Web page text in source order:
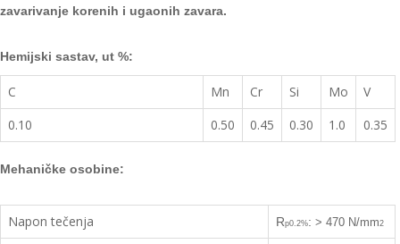
zavarivanje korenih i ugaonih zavara.
Hemijski sastav, ut %:
C Mn Cr Si Mo
V
0.10
0.50 0.45 0.30 1.0 0.35
Mehaničke osobine:
Napon tečenja Rp0.2%: > 470 N/mm2